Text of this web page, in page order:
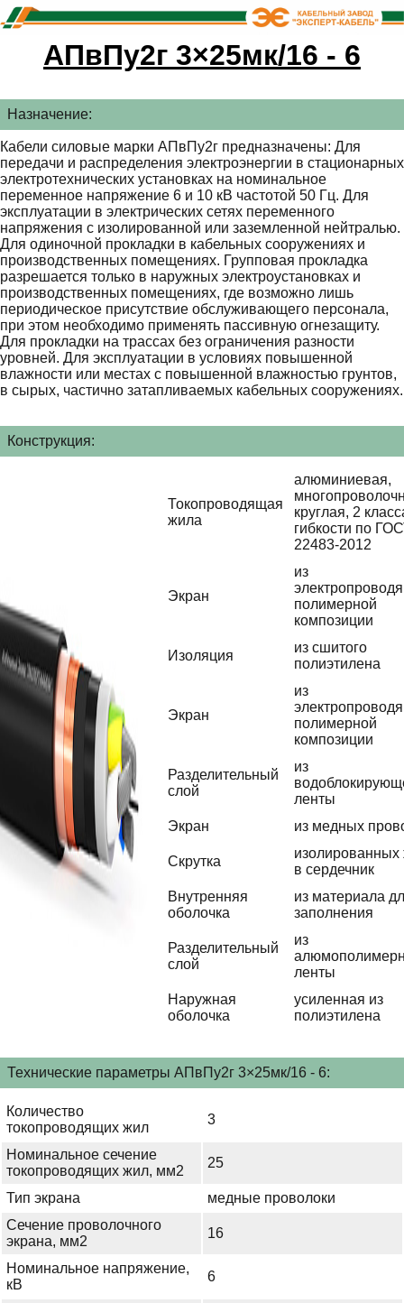
АПвПу2г 3×25мк/16 - 6
Назначение:
Кабели силовые марки АПвПу2г предназначены: Для
передачи и распределения электроэнергии в стационарных
электротехнических установках на номинальное
переменное напряжение 6 и 10 кВ частотой 50 Гц. Для
эксплуатации в электрических сетях переменного
напряжения с изолированной или заземленной нейтралью.
Для одиночной прокладки в кабельных сооружениях и
производственных помещениях. Групповая прокладка
разрешается только в наружных электроустановках и
производственных помещениях, где возможно лишь
периодическое присутствие обслуживающего персонала,
при этом необходимо применять пассивную огнезащиту.
Для прокладки на трассах без ограничения разности
уровней. Для эксплуатации в условиях повышенной
влажности или местах с повышенной влажностью грунтов,
в сырых, частично затапливаемых кабельных сооружениях.
Конструкция:
Токопроводящая
жила
алюминиевая,
круглая, 2
гибкости по
22483-2012
Экран
из
полимерной
композиции
Изоляция
из сшитого
полиэтилена
Экран
из
полимерной
композиции
Разделительный
слой
из
ленты
Экран
из медных
Скрутка
изолированных
в сердечник
Внутренняя
оболочка
из материала
заполнения
Разделительный
слой
из
ленты
Наружная
оболочка
усиленная из
полиэтилена
Технические параметры АПвПу2г 3×25мк/16 - 6:
Количество
токопроводящих жил
3
Номинальное сечение
токопроводящих жил, мм2
25
Тип экрана
медные проволоки
Сечение проволочного
экрана, мм2
16
Номинальное напряжение,
кВ
6